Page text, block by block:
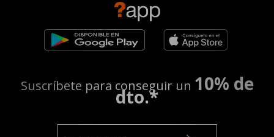
Suscríbete para conseguir un 10% de
dto.*